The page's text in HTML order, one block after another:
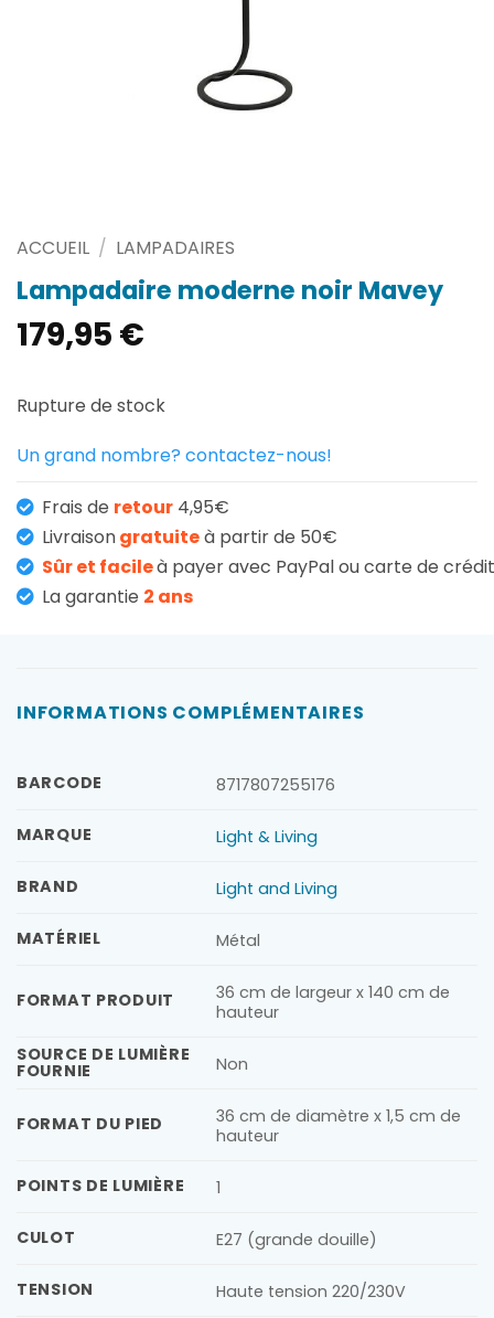
ACCUEIL / LAMPADAIRES
Lampadaire moderne noir Mavey
179,95 €
Rupture de stock
Un grand nombre? contactez-nous!
Frais de retour 4,95€
Livraisongratuiteà partir de 50€
Sûr et facileà payer avec PayPal ou carte de crédit
La garantie 2 ans
INFORMATIONS COMPLÉMENTAIRES
BARCODE 8717807255176
MARQUE Light & Living
BRAND Light and Living
MATÉRIEL Métal
FORMAT PRODUIT
36 cm de largeur x 140 cm de
hauteur
SOURCE DE LUMIÈRE
FOURNIE Non
FORMAT DU PIED
36 cm de diamètre x 1,5 cm de
hauteur
POINTS DE LUMIÈRE 1
CULOT E27 (grande douille)
TENSION Haute tension 220/230V